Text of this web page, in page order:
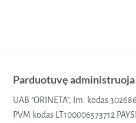
Parduotuvę administruoja
UAB "ORINETA", Im. kodas
PVM kodas LT100006573712